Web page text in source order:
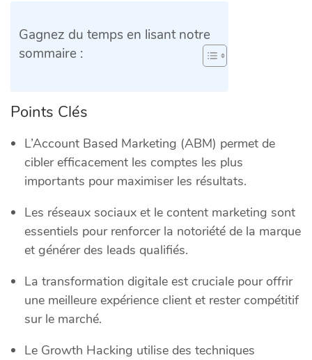
Gagnez du temps en lisant notre
sommaire :
Points Clés
L’Account Based Marketing (ABM) permet de
cibler efficacement les comptes les plus
importants pour maximiser les résultats.
Les réseaux sociaux et le content marketing sont
essentiels pour renforcer la notoriété de la marque
et générer des leads qualifiés.
La transformation digitale est cruciale pour offrir
une meilleure expérience client et rester compétitif
sur le marché.
Le Growth Hacking utilise des techniques